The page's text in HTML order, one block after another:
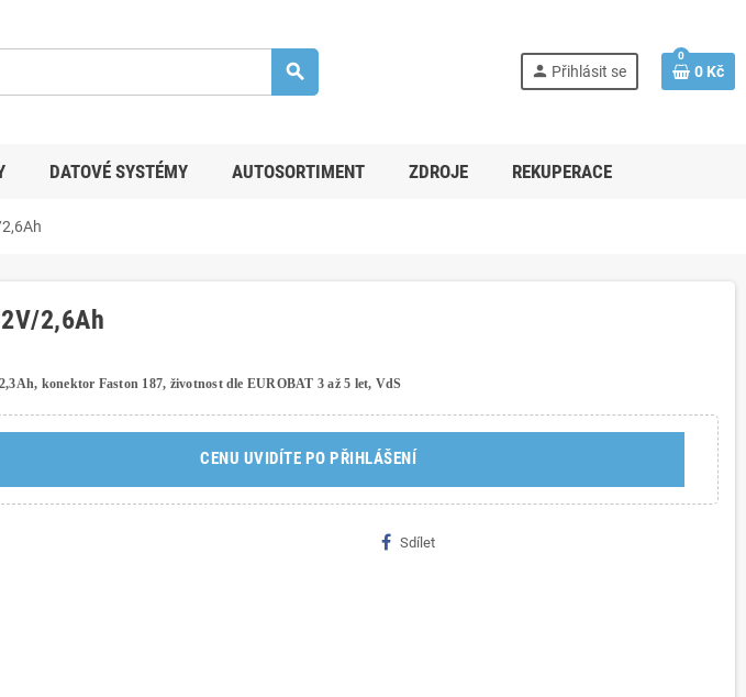
search person Přihlásit se
0
0 Kč
DATOVÉ SYSTÉMY AUTOSORTIMENT ZDROJE REKUPERACE
2,6Ah
konektor Faston 187, životnost dle EUROBAT 3 až 5 let, VdS
CENU UVIDÍTE PO PŘIHLÁŠENÍ
Sdílet